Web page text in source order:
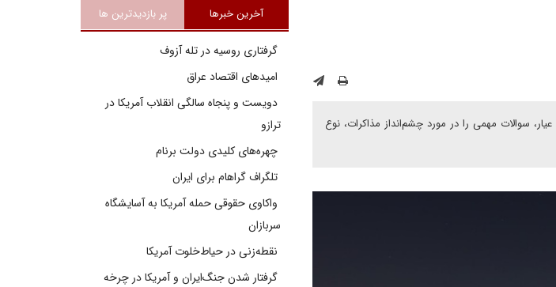
سوالات مهمی را در مورد چشم‌انداز مذاکرات، نوع
آخرین خبرها پر بازدیدترین ها
گرفتاری روسیه در تله آزوف
امیدهای اقتصاد عراق
دویست و پنجاه سالگی انقلاب آمریکا در
ترازو
چهره‌های کلیدی دولت برنام
تلگراف گراهام برای ایران
واکاوی حقوقی حمله آمریکا به آسایشگاه
سربازان
نقطه‌زنی در حیاط‌خلوت آمریکا
گرفتار شدن جنگ‌ایران و آمریکا در چرخه